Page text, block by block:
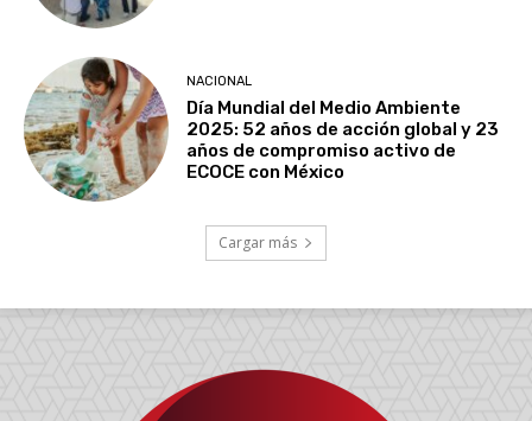
NACIONAL
Día Mundial del Medio Ambiente
2025: 52 años de acción global y 23
años de compromiso activo de
ECOCE con México
Cargar más